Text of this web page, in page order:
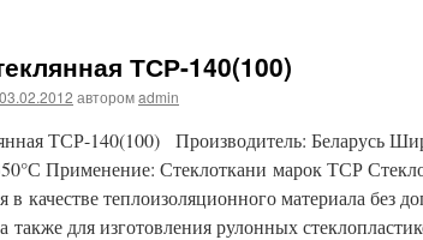
ТСР-140(100)
03.02.2012 авторомadmin
ТСР-140(100) Производитель: Беларусь
Применение: Стеклоткани марок ТСР
в качестве теплоизоляционного материала без
также для изготовления рулонных